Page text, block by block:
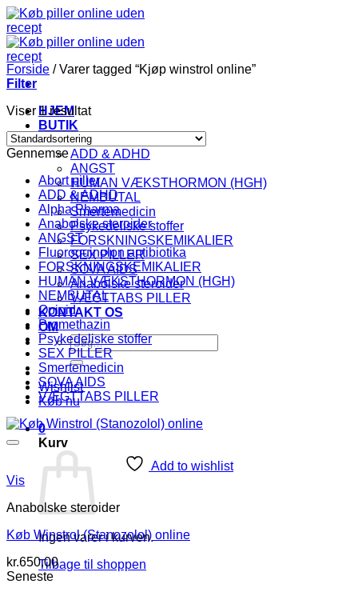
Fortsæt
til
indhold
HJEM
BUTIK
KATEGORI
ADD & ADHD
ANGST
HUMAN VÆKSTHORMON (HGH)
NEMBUTAL
Smertemedicin
Psykedeliske stoffer
FORSKNINGSKEMIKALIER
SEX PILLER
SOVA AIDS
Anabolske steroider
VÆGTTABS PILLER
KONTAKT OS
OM
Søg
efter:
Wishlist
Køb nu
0
Kurv
Ingen varer i kurven.
Tilbage til shoppen
Forside /Varer tagged “Kjøp winstrol online”
Filter
Viser 1 resultat
Gennemse
Abort piller
ADD & ADHD
Alpha Pharma
Anabolske steroider
ANGST
Fluoroquinolon antibiotika
FORSKNINGSKEMIKALIER
HUMAN VÆKSTHORMON (HGH)
NEMBUTAL
Opioid
Promethazin
Psykedeliske stoffer
SEX PILLER
Smertemedicin
SOVA AIDS
VÆGTTABS PILLER
Add to wishlist
Vis
Anabolske steroider
Køb Winstrol (Stanozolol) online
kr.650.00
Seneste